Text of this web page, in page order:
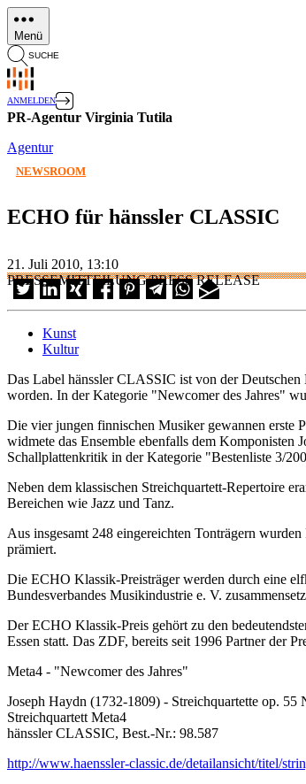
Direkt
zum
Inhalt
Menü
SUCHE
ANMELDEN
PR-Agentur Virginia Tutila
Agentur
NEWSROOM
ECHO für hänssler CLASSIC
21. Juli 2010, 13:10
PRESSEMITTEILUNG/PRESS RELEASE
Kunst
Kultur
Das Label hänssler CLASSIC ist von der
worden. In der Kategorie "Newcomer des Jahres"
Die vier jungen finnischen Musiker gewannen erste
widmete das Ensemble ebenfalls dem Komponisten
Schallplattenkritik in der Kategorie "Bestenliste 3/
Neben dem klassischen Streichquartett-Repertoire
Bereichen wie Jazz und Tanz.
Aus insgesamt 248 eingereichten Tonträgern
prämiert.
Die ECHO Klassik-Preisträger werden durch eine
Bundesverbandes Musikindustrie e. V.
Der ECHO Klassik-Preis gehört zu den
Essen statt. Das ZDF, bereits seit 1996 Partner der
Meta4 - "Newcomer des Jahres"
Joseph Haydn (1732-1809) - Streichquartette op. 55
Streichquartett Meta4
hänssler CLASSIC, Best.-Nr.: 98.587
http://www.haenssler-classic.de/detailansicht/titel/